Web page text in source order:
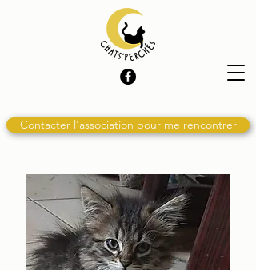
Contacter l'association pour me rencontrer